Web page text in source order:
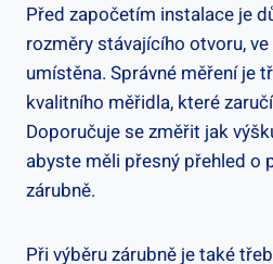
Před započetím instalace je
rozměry stávajícího otvoru,
umístěna. Správné měření je
kvalitního měřidla, které
Doporučuje se změřit jak
abyste měli přesný přehled o
zárubně.
Při výběru zárubně je také